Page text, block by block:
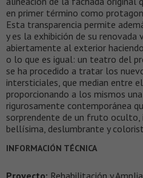
en primer término como
Esta transparencia permite
y es la exhibición de su renovada
abiertamente al exterior
o lo que es igual: un teatro del
se ha procedido a tratar los
intersticiales, que median entre
proporcionando a los mismos
rigurosamente contemporánea
sorprendente de un fruto
bellísima, deslumbrante y
INFORMACIÓN TÉCNICA
Proyecto: Rehabilitación y